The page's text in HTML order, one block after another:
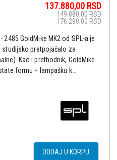
137.880,00 RSD
149.880,00RSD
176.280,00RSD
GoldMike MK2 od SPL-a je
pretpojačalo za
Kao i prethodnik, GoldMike
formu + lampašku k...
DODAJ U KORPU